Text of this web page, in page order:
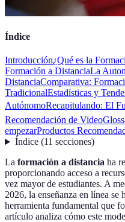
Índice
Introducción¿Qué es la
Formación a DistanciaLa
DistanciaComparativa:
TradicionalEstadísticas y
AutónomoRecapitulando: El
Recomendación de Video
empezarProductos
Índice(11 secciones)
La formación a distancia ha
proporcionando acceso a
vez mayor de estudiantes. A
2026, la enseñanza en línea se
herramienta fundamental que
artículo analiza cómo este